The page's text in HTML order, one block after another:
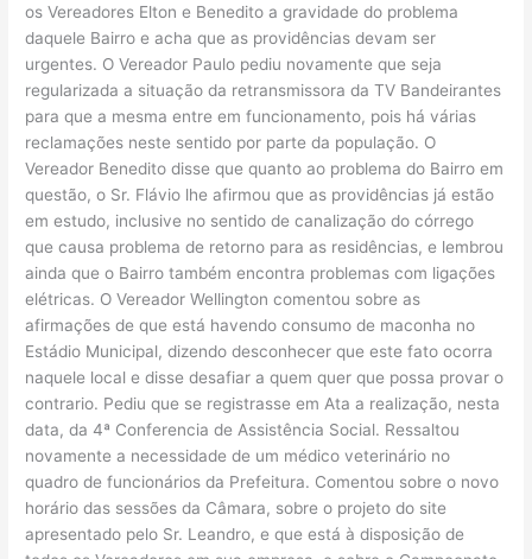
os Vereadores Elton e Benedito a gravidade do problema
daquele Bairro e acha que as providências devam ser
urgentes. O Vereador Paulo pediu novamente que seja
regularizada a situação da retransmissora da TV Bandeirantes
para que a mesma entre em funcionamento, pois há várias
reclamações neste sentido por parte da população. O
Vereador Benedito disse que quanto ao problema do Bairro em
questão, o Sr. Flávio lhe afirmou que as providências já estão
em estudo, inclusive no sentido de canalização do córrego
que causa problema de retorno para as residências, e lembrou
ainda que o Bairro também encontra problemas com ligações
elétricas. O Vereador Wellington comentou sobre as
afirmações de que está havendo consumo de maconha no
Estádio Municipal, dizendo desconhecer que este fato ocorra
naquele local e disse desafiar a quem quer que possa provar o
contrario. Pediu que se registrasse em Ata a realização, nesta
data, da 4ª Conferencia de Assistência Social. Ressaltou
novamente a necessidade de um médico veterinário no
quadro de funcionários da Prefeitura. Comentou sobre o novo
horário das sessões da Câmara, sobre o projeto do site
apresentado pelo Sr. Leandro, e que está à disposição de